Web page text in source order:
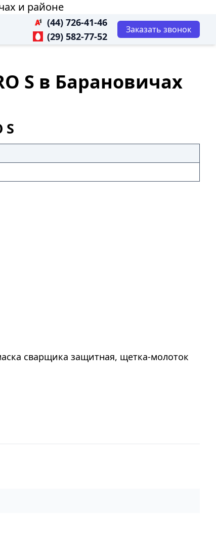
и районе
(44) 726-41-46
(29) 582-77-52
Заказать звонок
S в Барановичах
S
сварщика защитная, щетка-молоток